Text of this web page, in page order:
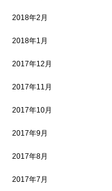
2018年2月
2018年1月
2017年12月
2017年11月
2017年10月
2017年9月
2017年8月
2017年7月